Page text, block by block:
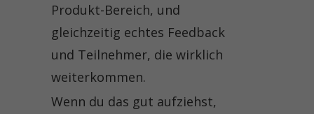
Produkt-Bereich, und
gleichzeitig echtes Feedback
und Teilnehmer, die wirklich
weiterkommen.
Wenn du das gut aufziehst,